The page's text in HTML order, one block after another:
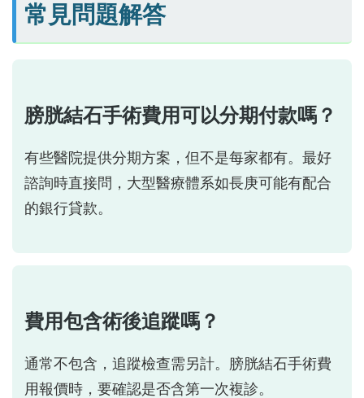
常見問題解答
膀胱結石手術費用可以分期付款嗎？
有些醫院提供分期方案，但不是每家都有。最好
諮詢時直接問，大型醫療體系如長庚可能有配合
的銀行貸款。
費用包含術後追蹤嗎？
通常不包含，追蹤檢查需另計。膀胱結石手術費
用報價時，要確認是否含第一次複診。